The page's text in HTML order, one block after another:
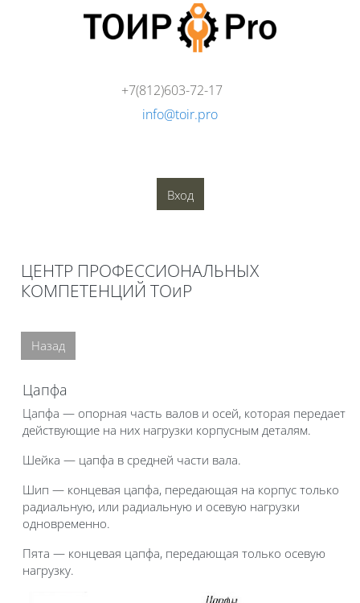
Перейти к основному содержанию
+7(812)603-72-17
info@toir.pro
Вход
ЦЕНТР ПРОФЕССИОНАЛЬНЫХ
КОМПЕТЕНЦИЙ ТОиР
Назад
Цапфа
Цапфа — опорная часть валов и осей, которая передает
действующие на них нагрузки корпусным деталям.
Шейка — цапфа в средней части вала.
Шип — концевая цапфа, передающая на корпус только
радиальную, или радиальную и осевую нагрузки
одновременно.
Пята — концевая цапфа, передающая только осевую
нагрузку.